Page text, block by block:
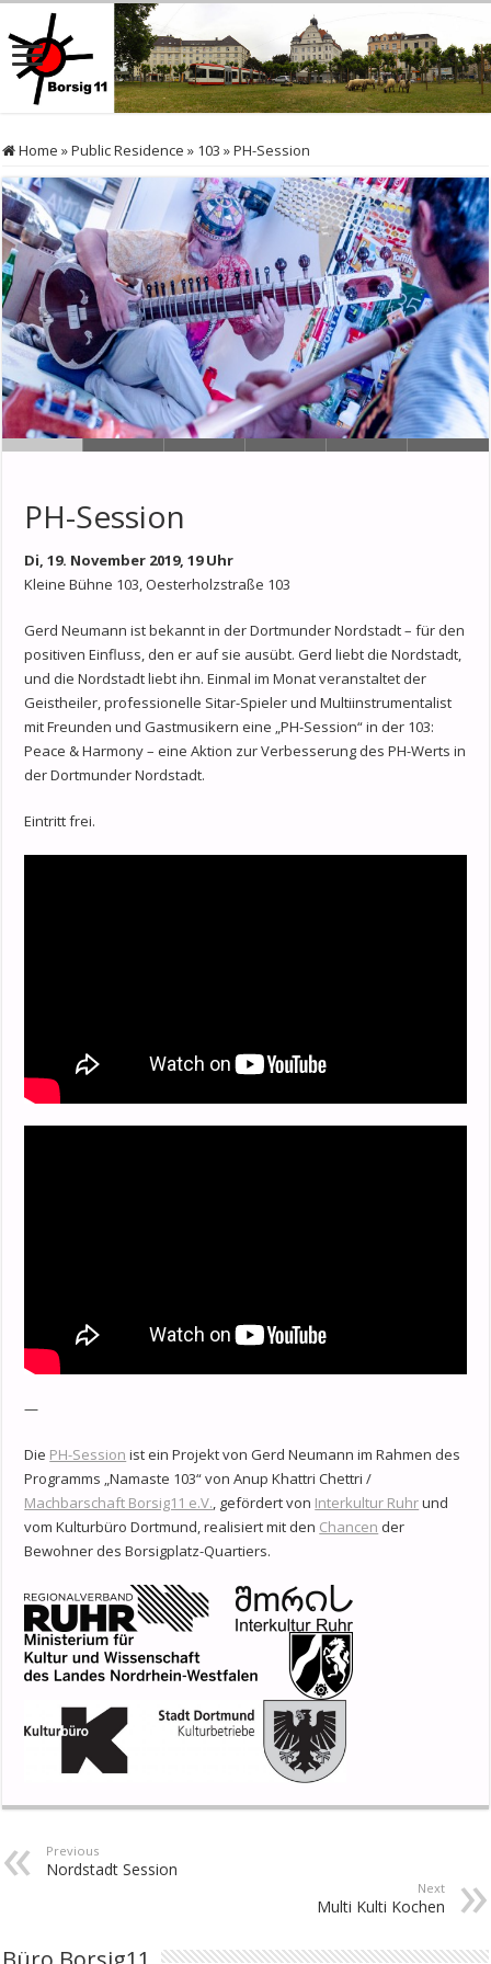
Home »Public Residence » 103 »PH-Session
PH-Session
Di, 19. November 2019, 19 Uhr
Kleine Bühne 103, Oesterholzstraße 103
Gerd Neumann ist bekannt in der Dortmunder Nordstadt – für den
positiven Einfluss, den er auf sie ausübt. Gerd liebt die Nordstadt,
und die Nordstadt liebt ihn. Einmal im Monat veranstaltet der
Geistheiler, professionelle Sitar-Spieler und Multiinstrumentalist
mit Freunden und Gastmusikern eine „PH-Session“ in der 103:
Peace & Harmony – eine Aktion zur Verbesserung des PH-Werts in
der Dortmunder Nordstadt.
Eintritt frei.
—
Die PH-Session ist ein Projekt von Gerd Neumann im Rahmen des
Programms „Namaste 103“ von Anup Khattri Chettri /
Machbarschaft Borsig11 e.V., gefördert von Interkultur Ruhrund
vom Kulturbüro Dortmund, realisiert mit den Chancen der
Bewohner des Borsigplatz-Quartiers.
Previous
Nordstadt Session
Next
Multi Kulti Kochen